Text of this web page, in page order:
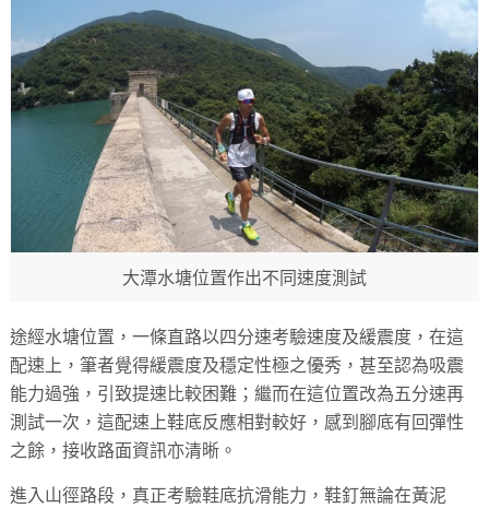
大潭水塘位置作出不同速度測試
途經水塘位置，一條直路以四分速考驗速度及緩震度，在這
配速上，筆者覺得緩震度及穩定性極之優秀，甚至認為吸震
能力過強，引致提速比較困難；繼而在這位置改為五分速再
測試一次，這配速上鞋底反應相對較好，感到腳底有回彈性
之餘，接收路面資訊亦清晰。
進入山徑路段，真正考驗鞋底抗滑能力，鞋釘無論在黃泥